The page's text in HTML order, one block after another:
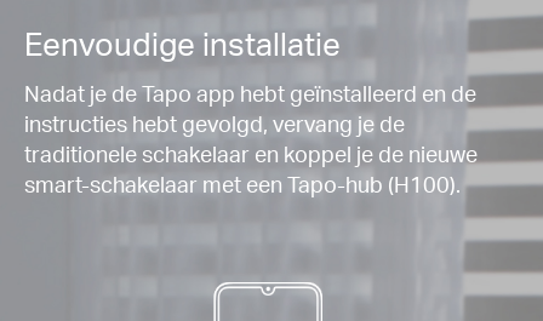
Eenvoudige installatie
Nadat je de Tapo app hebt geïnstalleerd en de
instructies hebt gevolgd, vervang je de
traditionele schakelaar en koppel je de nieuwe
smart-schakelaar met een Tapo-hub (H100).